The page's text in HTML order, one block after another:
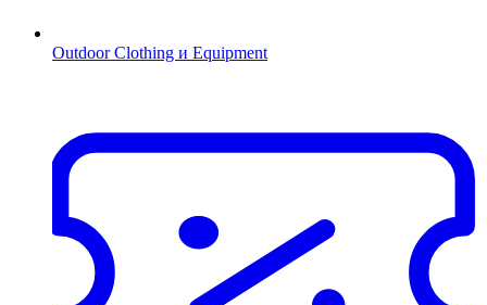
Outdoor Clothing и Equipment